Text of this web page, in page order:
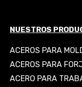
NUESTROS
ACEROS PARA
ACEROS PARA
ACERO PARA